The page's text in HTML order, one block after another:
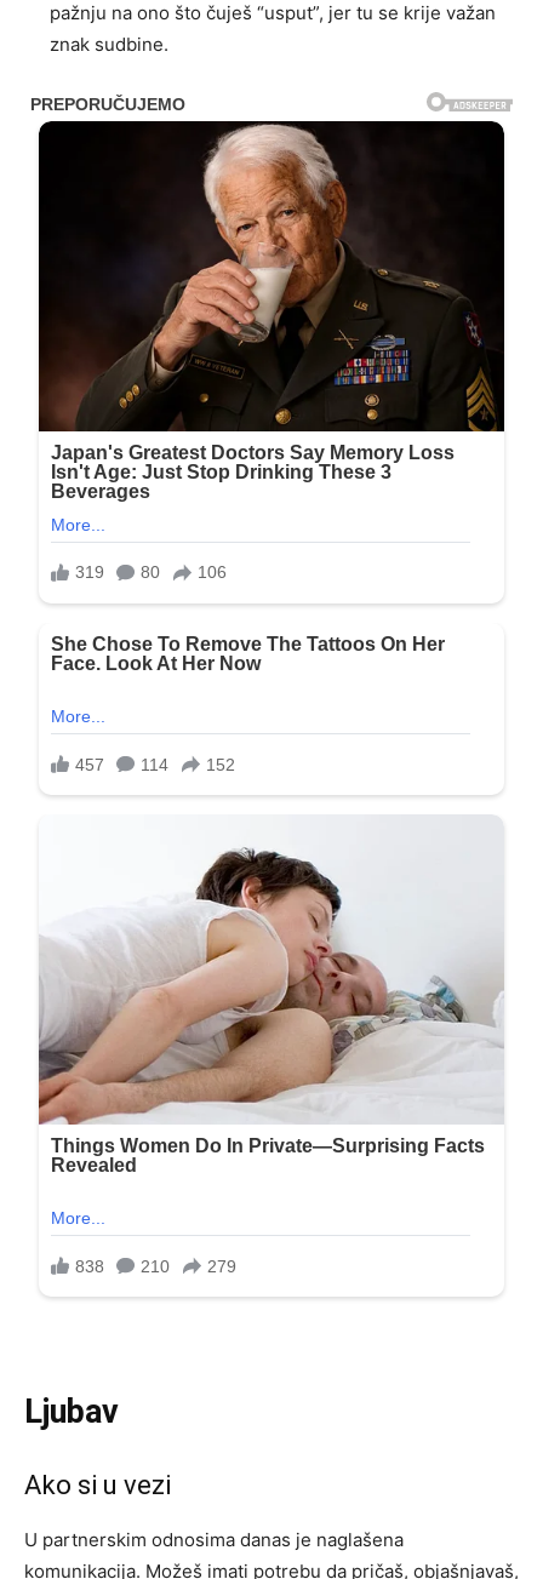
pažnju na ono što čuješ “usput”, jer tu se krije važan
znak sudbine.
Ljubav
Ako si u vezi
U partnerskim odnosima danas je naglašena
komunikacija. Možeš imati potrebu da pričaš, objašnjavaš,